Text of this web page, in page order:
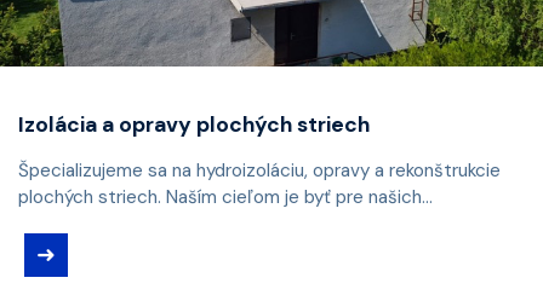
Izolácia a opravy plochých striech
Špecializujeme sa na hydroizoláciu, opravy a rekonštrukcie
plochých striech. Naším cieľom je byť pre našich...
➜